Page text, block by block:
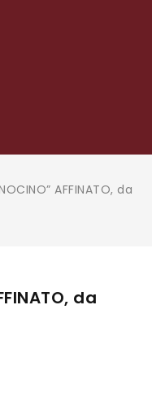
AFFINATO, da
da